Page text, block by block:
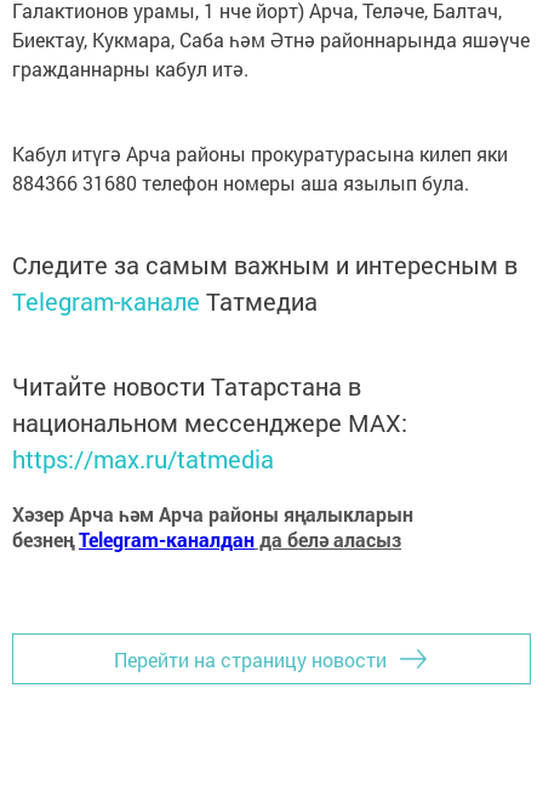
Галактионов урамы, 1 нче йорт) Арча, Теләче, Балтач,
Биектау, Кукмара, Саба һәм Әтнә районнарында яшәүче
гражданнарны кабул итә.
Кабул итүгә Арча районы прокуратурасына килеп яки
884366 31680 телефон номеры аша язылып була.
Следите за самым важным и интересным в
Telegram-канале Татмедиа
Читайте новости Татарстана в
национальном мессенджере MАХ:
https://max.ru/tatmedia
Хәзер Арча һәм Арча районы яңалыкларын
безнеңTelegram-каналданда белә аласыз
Перейти на страницу новости